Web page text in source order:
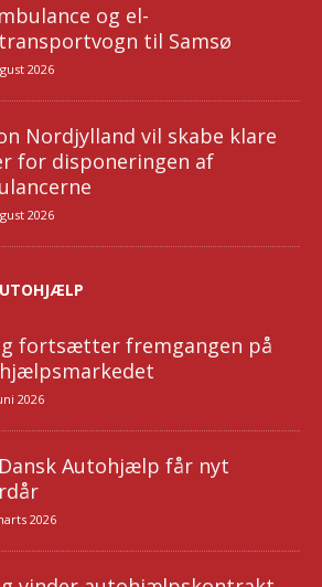
og el-
til Samsø
2026
Nordjylland vil skabe klare
for disponeringen af
2026
fortsætter fremgangen på
2026
Dansk Autohjælp får nyt
2026